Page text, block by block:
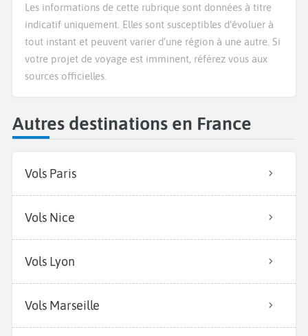
Les informations de cette rubrique sont données à titre
indicatif uniquement. Elles sont susceptibles d’évoluer à
tout instant et peuvent varier d’une région à une autre. Si
votre projet de voyage est imminent, référez vous aux
sources officielles.
Autres destinations en France
Vols Paris
Vols Nice
Vols Lyon
Vols Marseille